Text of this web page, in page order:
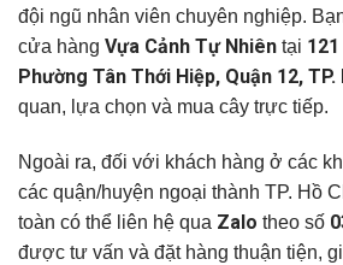
đội ngũ nhân viên chuyên nghiệp.
cửa hàng Vựa Cảnh Tự Nhiên tại
Phường Tân Thới Hiệp, Quận 12, TP.
quan, lựa chọn và mua cây trực tiếp.
Ngoài ra, đối với khách hàng ở các
các quận/huyện ngoại thành TP. Hồ
toàn có thể liên hệ qua Zalo theo số
được tư vấn và đặt hàng thuận tiện,